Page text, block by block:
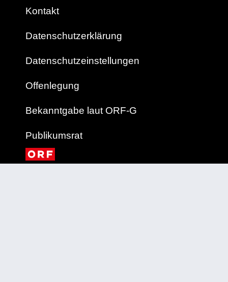
Kontakt
Datenschutzerklärung
Datenschutzeinstellungen
Offenlegung
Bekanntgabe laut ORF-G
Publikumsrat